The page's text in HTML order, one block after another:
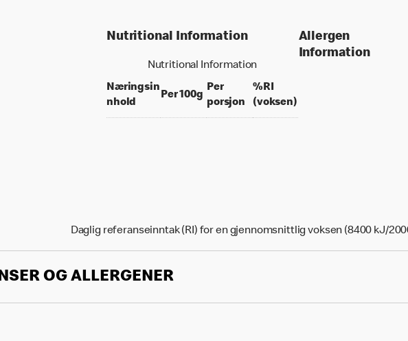
Nutritional Information
Nutritional Information
Næringsin
nhold
Per 100gper 100 grams
Per
porsjonper portion
%RI
(voksen)% daily value for an
Allergen
Information
Daglig referanseinntak (RI) for en gjennomsnittlig voksen (8400 kJ/
OG ALLERGENER